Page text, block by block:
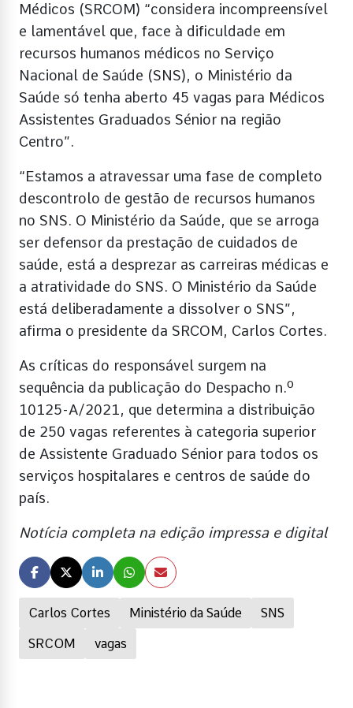
Carlos Cortes Ministério da Saúde SNS
SRCOM vagas
Médicos (SRCOM) “considera incompreensível
e lamentável que, face à dificuldade em
recursos humanos médicos no Serviço
Nacional de Saúde (SNS), o Ministério da
Saúde só tenha aberto 45 vagas para Médicos
Assistentes Graduados Sénior na região
Centro”.
“Estamos a atravessar uma fase de completo
descontrolo de gestão de recursos humanos
no SNS. O Ministério da Saúde, que se arroga
ser defensor da prestação de cuidados de
saúde, está a desprezar as carreiras médicas e
a atratividade do SNS. O Ministério da Saúde
está deliberadamente a dissolver o SNS”,
afirma o presidente da SRCOM, Carlos Cortes.
As críticas do responsável surgem na
sequência da publicação do Despacho n.º
10125-A/2021, que determina a distribuição
de 250 vagas referentes à categoria superior
de Assistente Graduado Sénior para todos os
serviços hospitalares e centros de saúde do
país.
Notícia completa na edição impressa e digital